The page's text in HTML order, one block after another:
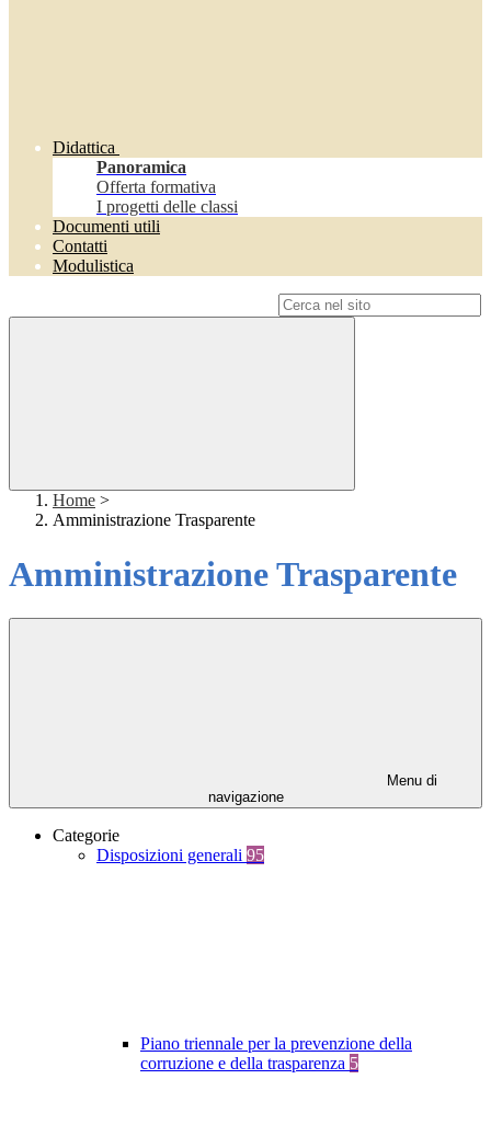
Didattica
Panoramica
Offerta formativa
I progetti delle classi
Documenti utili
Contatti
Modulistica
Home >
Amministrazione Trasparente
Amministrazione Trasparente
Menu di
navigazione
Categorie
Disposizioni generali 95
Piano triennale per la prevenzione della
corruzione e della trasparenza 5